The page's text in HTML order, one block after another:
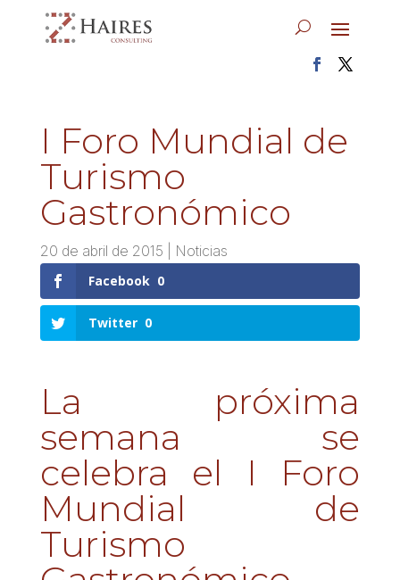
I Foro Mundial de
Turismo
Gastronómico
20 de abril de 2015 Noticias
Facebook 0
Twitter 0
La próxima
semana se
celebra el I Foro
Mundial de
Turismo